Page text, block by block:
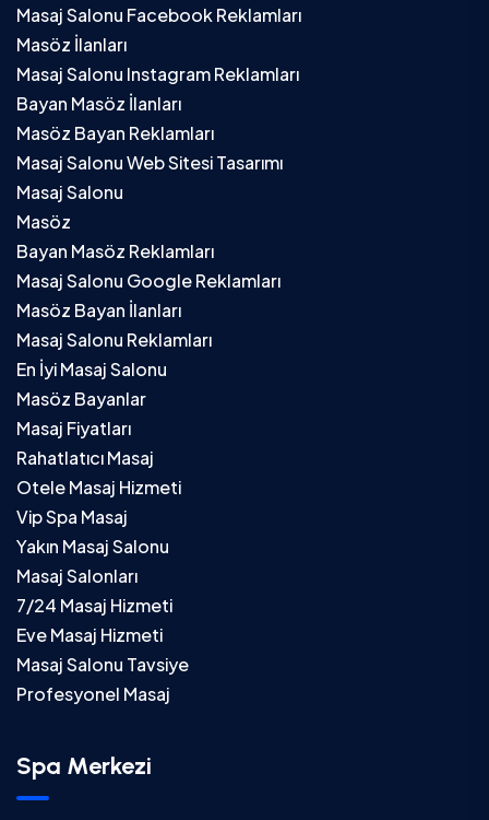
Masaj Salonu Facebook Reklamları
Masöz İlanları
Masaj Salonu Instagram Reklamları
Bayan Masöz İlanları
Masöz Bayan Reklamları
Masaj Salonu Web Sitesi Tasarımı
Masaj Salonu
Masöz
Bayan Masöz Reklamları
Masaj Salonu Google Reklamları
Masöz Bayan İlanları
Masaj Salonu Reklamları
En İyi Masaj Salonu
Masöz Bayanlar
Masaj Fiyatları
Rahatlatıcı Masaj
Otele Masaj Hizmeti
Vip Spa Masaj
Yakın Masaj Salonu
Masaj Salonları
7/24 Masaj Hizmeti
Eve Masaj Hizmeti
Masaj Salonu Tavsiye
Profesyonel Masaj
Spa Merkezi